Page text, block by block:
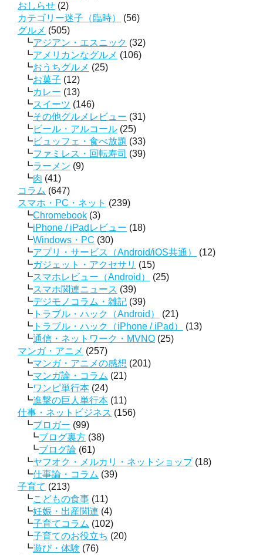
おしらせ (2)
カテゴリー迷子（臨時）
(56)
グルメ (505)
アジアン・エスニック (32)
アメリカンなグルメ (106)
おうちグルメ (25)
お菓子 (12)
カレー (13)
スイーツ (146)
その他グルメレビュー (31)
ビール・アルコール (25)
ビュッフェ・食べ放題 (33)
ファミレス・回転寿司 (39)
ラーメン (9)
肉 (41)
コラム (647)
スマホ・PC・ネット (239)
Chromebook (3)
iPhone / iPadレビュー (18)
Windows・PC (30)
アプリ・サービス（Android/iOS共通）
(12)
ガジェット・アクセサリ (15)
スマホレビュー（Android）
(25)
スマホ関連ニュース (39)
デジモノコラム・雑記 (39)
トラブル・ハック（Android）
(21)
トラブル・ハック（iPhone / iPad）
(13)
通信・ネットワーク・MVNO (25)
マンガ・アニメ (257)
マンガ・アニメの感想 (201)
マンガ論・コラム (21)
ワンピ単行本 (24)
進撃の巨人単行本 (11)
仕事・ネットビジネス (156)
ブロガー (99)
ブログ裏方 (38)
ブログ論 (61)
ヤフオク・メルカリ・ネットショップ(18)
仕事論・コラム (39)
子育て (213)
こどもの食事 (11)
妊娠・出産関連 (4)
子育てコラム (102)
子育てのお役立ち (20)
遊び・体験 (76)